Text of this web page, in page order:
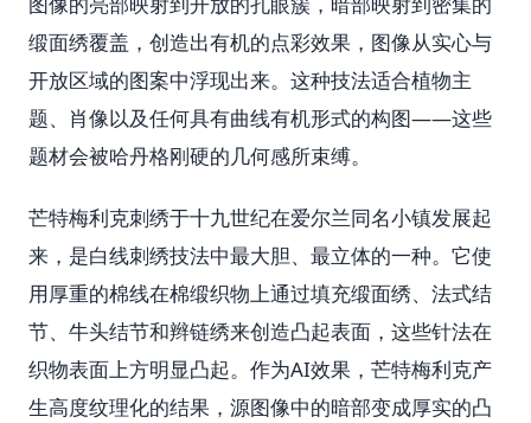
缎面绣覆盖，创造出有机的点彩效果，图像从实心与
开放区域的图案中浮现出来。这种技法适合植物主
题、肖像以及任何具有曲线有机形式的构图——这些
题材会被哈丹格刚硬的几何感所束缚。
芒特梅利克刺绣于十九世纪在爱尔兰同名小镇发展起
来，是白线刺绣技法中最大胆、最立体的一种。它使
用厚重的棉线在棉缎织物上通过填充缎面绣、法式结
节、牛头结节和辫链绣来创造凸起表面，这些针法在
织物表面上方明显凸起。作为AI效果，芒特梅利克产
生高度纹理化的结果，源图像中的暗部变成厚实的凸